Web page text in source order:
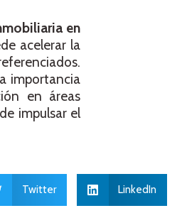
en
acelerar la
importancia
en áreas
impulsar el
Twitter LinkedIn